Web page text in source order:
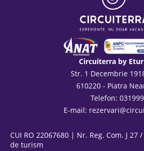
Circuiterra by
Str. 1 Decembrie
610220 - Piatra
Telefon:
E-mail:
CUI RO 22067680 | Nr. Reg. Com. J 27
de turism